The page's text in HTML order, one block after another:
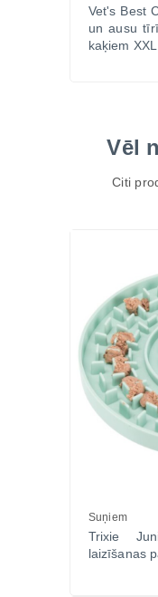
Vet's Best
un ausu
kaķiem
Vēl
Citi
Suņiem
Trixie
laizīšanas